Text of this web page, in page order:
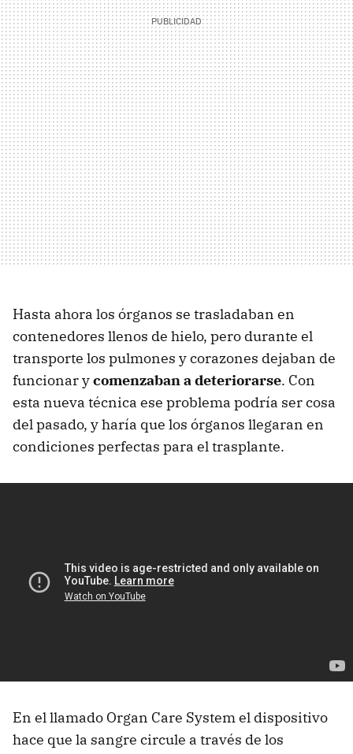
Hasta ahora los órganos se trasladaban en
contenedores llenos de hielo, pero durante el
transporte los pulmones y corazones dejaban de
funcionar ycomenzaban a deteriorarse. Con
esta nueva técnica ese problema podría ser cosa
del pasado, y haría que los órganos llegaran en
condiciones perfectas para el trasplante.
En el llamado Organ Care System el dispositivo
hace que la sangre circule a través de los